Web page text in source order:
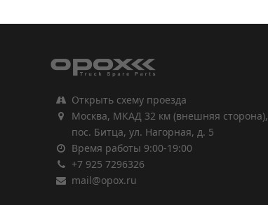
Открыть схему проезда
Москва, МКАД 32 км (внешняя сторона),
пос. Битца, ул. Нагорная, д. 5
Время работы 9:00-19:00
+7 925 7296326
mail@opox.ru